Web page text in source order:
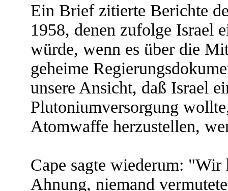
Ein Brief zitierte Berichte
1958, denen zufolge Israel
würde, wenn es über die
geheime
unsere Ansicht, daß Israel
Plutoniumversorgung
Atomwaffe herzustellen,
Cape sagte wiederum:
Ahnung, niemand